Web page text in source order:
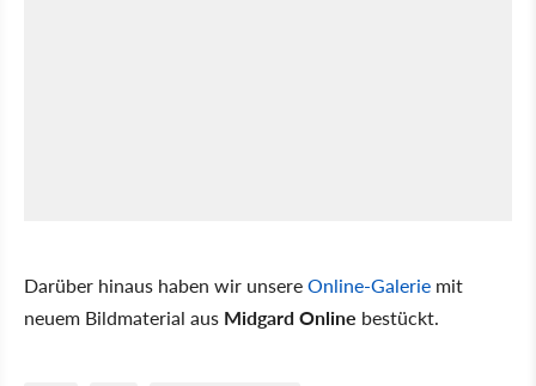
Darüber hinaus haben wir unsereOnline-Galerie mit
neuem Bildmaterial aus Midgard Online bestückt.